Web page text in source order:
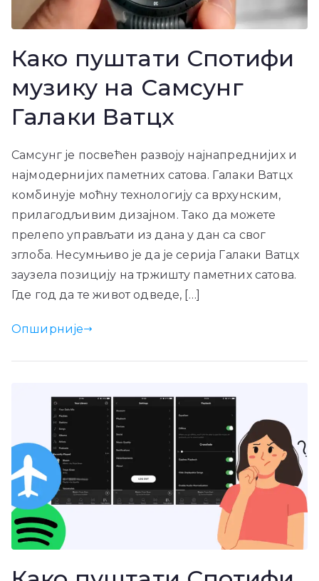
Како пуштати Спотифи
музику на Самсунг
Галаки Ватцх
Самсунг је посвећен развоју најнапреднијих и
најмодернијих паметних сатова. Галаки Ватцх
комбинује моћну технологију са врхунским,
прилагодљивим дизајном. Тако да можете
прелепо управљати из дана у дан са свог
зглоба. Несумњиво је да је серија Галаки Ватцх
заузела позицију на тржишту паметних сатова.
Где год да те живот одведе, […]
Опширније